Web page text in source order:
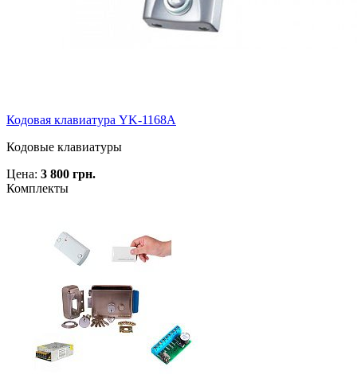
Кодовая клавиатура YK-1168A
Кодовые клавиатуры
Цена: 3 800 грн.
Комплекты